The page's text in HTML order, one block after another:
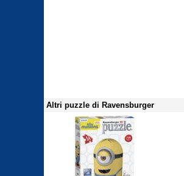
Altri puzzle di Ravensburger